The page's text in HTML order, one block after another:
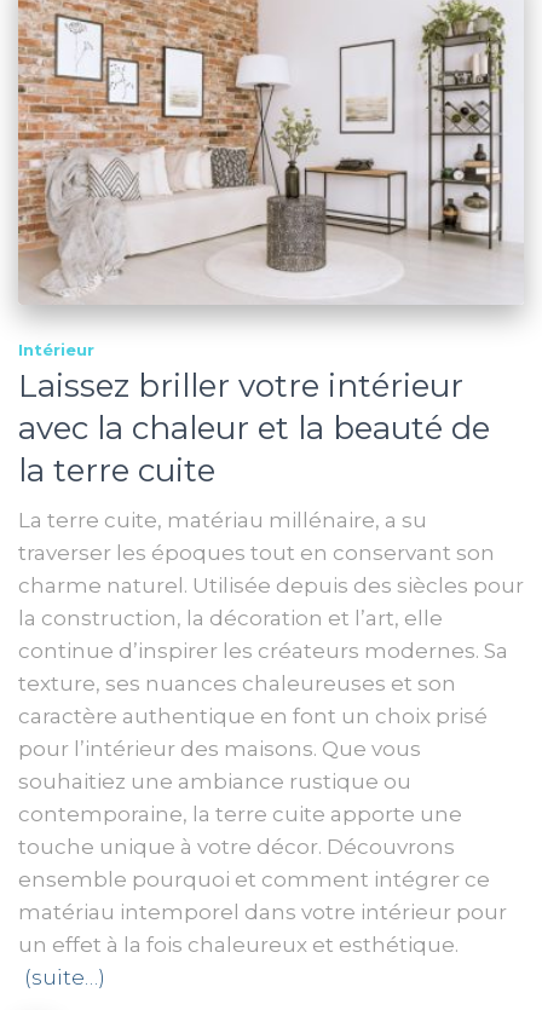
Intérieur
Laissez briller votre intérieur
avec la chaleur et la beauté de
la terre cuite
La terre cuite, matériau millénaire, a su
traverser les époques tout en conservant son
charme naturel. Utilisée depuis des siècles pour
la construction, la décoration et l’art, elle
continue d’inspirer les créateurs modernes. Sa
texture, ses nuances chaleureuses et son
caractère authentique en font un choix prisé
pour l’intérieur des maisons. Que vous
souhaitiez une ambiance rustique ou
contemporaine, la terre cuite apporte une
touche unique à votre décor. Découvrons
ensemble pourquoi et comment intégrer ce
matériau intemporel dans votre intérieur pour
un effet à la fois chaleureux et esthétique.
(suite…)